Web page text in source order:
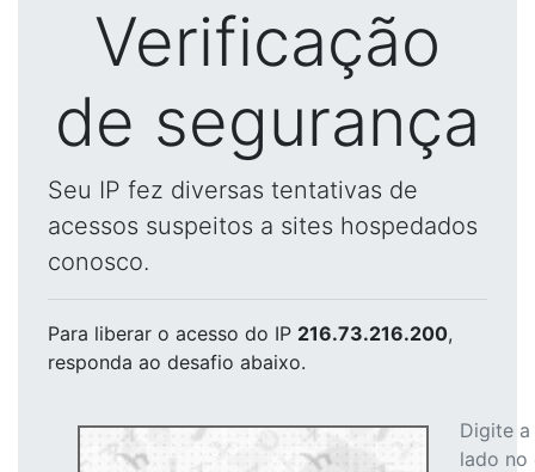
Verificação
de segurança
Seu IP fez diversas tentativas de
acessos suspeitos a sites hospedados
conosco.
Para liberar o acesso do IP 216.73.216.200,
responda ao desafio abaixo.
Digite
lado no